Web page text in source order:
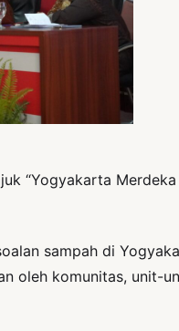
“Yogyakarta
sampah di
oleh komunitas, unit-